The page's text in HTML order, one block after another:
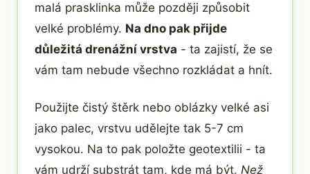
malá prasklinka může později způsobit
velké problémy. Na dno pak přijde
důležitá drenážní vrstva - ta zajistí, že se
vám tam nebude všechno rozkládat a hnít.
Použijte čistý štěrk nebo oblázky velké asi
jako palec, vrstvu udělejte tak 5-7 cm
vysokou. Na to pak položte geotextilii - ta
vám udrží substrát tam, kde má být. Než